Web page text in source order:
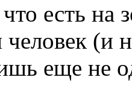
есть
человек (и
еще не